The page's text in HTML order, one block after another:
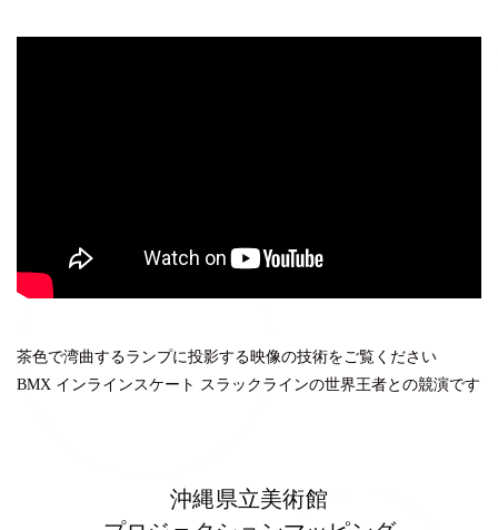
茶色で湾曲するランプに投影する映像の技術をご覧ください
BMX インラインスケート スラックラインの世界王者との競演です
沖縄県立美術館